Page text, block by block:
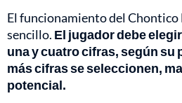
El funcionamiento del Chontico
sencillo. El jugador debe
una y cuatro cifras, según su
más cifras se seleccionen,
potencial.